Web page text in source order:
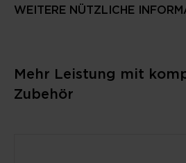
WEITERE NÜTZLICHE
Mehr Leistung mit
Zubehör